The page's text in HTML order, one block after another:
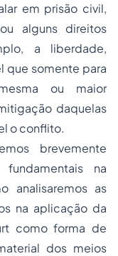
em prisão civil,
alguns direitos
a liberdade,
que somente para
ou maior
daquelas
o conflito.
brevemente
na
analisaremos as
na aplicação da
como forma de
dos meios